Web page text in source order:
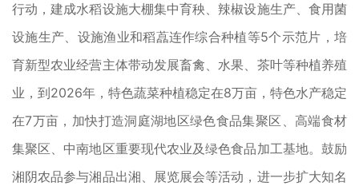
行动，建成水稻设施大棚集中育秧、辣椒设施生产、食用菌
设施生产、设施渔业和稻藠连作综合种植等5个示范片，培
育新型农业经营主体带动发展畜禽、水果、茶叶等种植养殖
业，到2026年，特色蔬菜种植稳定在8万亩，特色水产稳定
在7万亩，加快打造洞庭湖地区绿色食品集聚区、高端食材
集聚区、中南地区重要现代农业及绿色食品加工基地。鼓励
湘阴农品参与湘品出湘、展览展会等活动，进一步扩大知名